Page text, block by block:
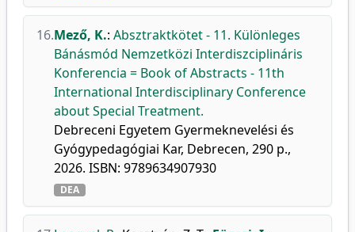
16.Mező, K.: Absztraktkötet - 11. Különleges
Bánásmód Nemzetközi Interdiszciplináris
Konferencia = Book of Abstracts - 11th
International Interdisciplinary Conference
about Special Treatment.
Debreceni Egyetem Gyermeknevelési és
Gyógypedagógiai Kar, Debrecen, 290 p.,
2026. ISBN: 9789634907930
DEA